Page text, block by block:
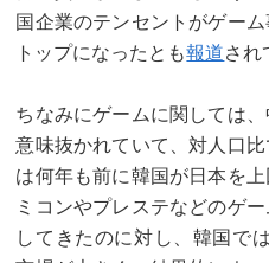
国企業のテンセントがゲー
トップになったとも報道され
ちなみにゲームに関しては
意味抜かれていて、対人口
は何年も前に韓国が日本を
ミコンやプレステなどのゲ
してきたのに対し、韓国で